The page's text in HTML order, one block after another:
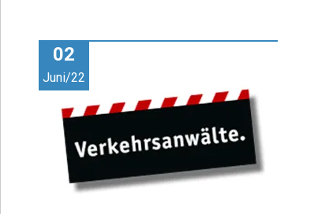
02
Juni/22